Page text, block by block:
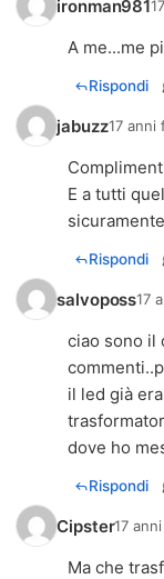
ironman981
A me...me
Rispondi
jabuzz17 anni
E a tutti
Rispondi
salvoposs17
ciao sono il
il led già
dove ho
Rispondi
Cipster17
Ma che